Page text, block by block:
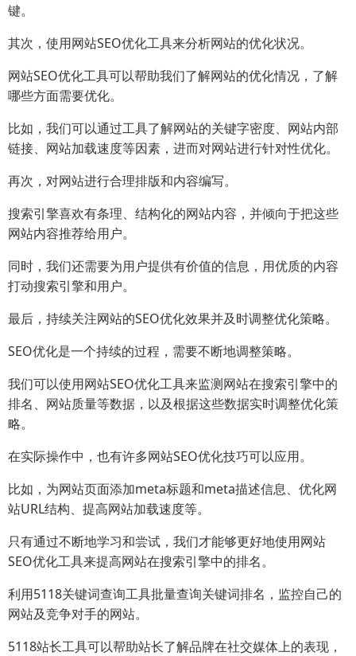
键。
其次，使用网站SEO优化工具来分析网站的优化状况。
网站SEO优化工具可以帮助我们了解网站的优化情况，了解
哪些方面需要优化。
比如，我们可以通过工具了解网站的关键字密度、网站内部
链接、网站加载速度等因素，进而对网站进行针对性优化。
再次，对网站进行合理排版和内容编写。
搜索引擎喜欢有条理、结构化的网站内容，并倾向于把这些
网站内容推荐给用户。
同时，我们还需要为用户提供有价值的信息，用优质的内容
打动搜索引擎和用户。
最后，持续关注网站的SEO优化效果并及时调整优化策略。
SEO优化是一个持续的过程，需要不断地调整策略。
我们可以使用网站SEO优化工具来监测网站在搜索引擎中的
排名、网站质量等数据，以及根据这些数据实时调整优化策
略。
在实际操作中，也有许多网站SEO优化技巧可以应用。
比如，为网站页面添加meta标题和meta描述信息、优化网
站URL结构、提高网站加载速度等。
只有通过不断地学习和尝试，我们才能够更好地使用网站
SEO优化工具来提高网站在搜索引擎中的排名。
利用5118关键词查询工具批量查询关键词排名，监控自己的
网站及竞争对手的网站。
5118站长工具可以帮助站长了解品牌在社交媒体上的表现，